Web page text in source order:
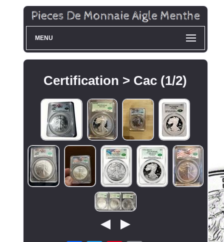
MENU
Certification > Cac (1/2)